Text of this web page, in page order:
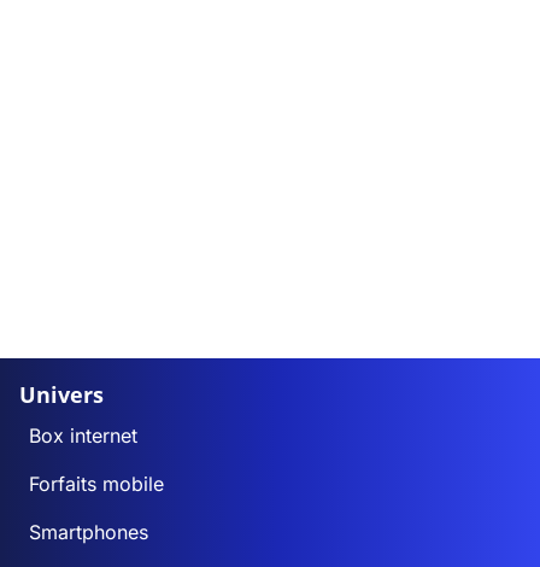
Univers
Box internet
Forfaits mobile
Smartphones